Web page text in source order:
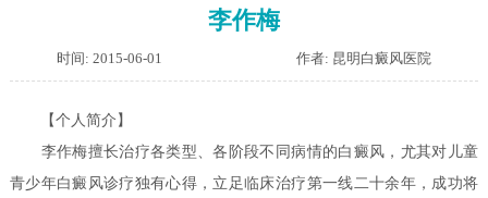
李作梅
时间: 2015-06-01 作者: 昆明白癜风医院
【个人简介】
李作梅擅长治疗各类型、各阶段不同病情的白癜风，尤其对儿童
青少年白癜风诊疗独有心得，立足临床治疗第一线二十余年，成功将